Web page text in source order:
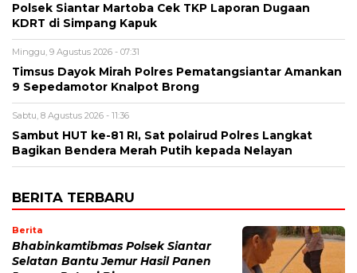
Polsek Siantar Martoba Cek TKP Laporan Dugaan
KDRT di Simpang Kapuk
Minggu, 9 Agustus 2026 - 07:31
Timsus Dayok Mirah Polres Pematangsiantar Amankan
9 Sepedamotor Knalpot Brong
Sabtu, 8 Agustus 2026 - 11:36
Sambut HUT ke-81 RI, Sat polairud Polres Langkat
Bagikan Bendera Merah Putih kepada Nelayan
BERITA TERBARU
Berita
Bhabinkamtibmas Polsek Siantar
Selatan Bantu Jemur Hasil Panen